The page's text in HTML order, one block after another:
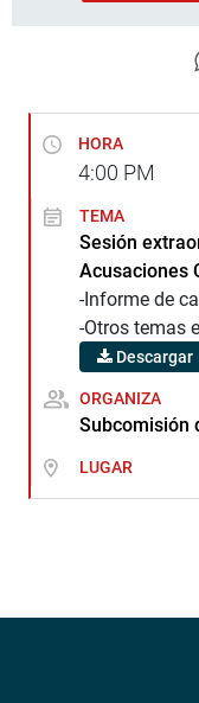
HORA
4:00 PM
TEMA
Sesión
Acusaciones
-Informe de
-Otros temas
Descargar
ORGANIZA
Subcomisión
LUGAR